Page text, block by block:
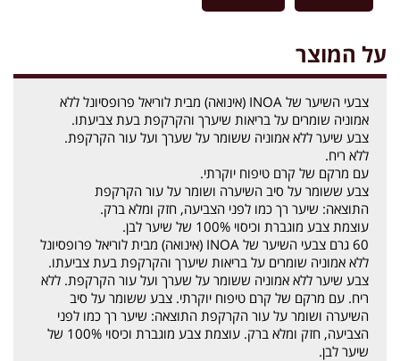
על המוצר
צבעי השיער של INOA (אינואה) מבית לוריאל פרופסיונל ללא
אמוניה שומרים על בריאות שיערך והקרקפת בעת צביעתו.
צבע שיער ללא אמוניה ששומר על שערך ועל עור הקרקפת.
ללא ריח.
עם מרקם של קרם טיפוח יוקרתי.
צבע ששומר על סיב השיערה ושומר על עור הקרקפת
התוצאה: שיער רך כמו לפני הצביעה, חזק ומלא ברק.
עוצמת צבע מוגברת וכיסוי 100% של שיער לבן.
60 גרם צבעי השיער של INOA (אינואה) מבית לוריאל פרופסיונל
ללא אמוניה שומרים על בריאות שיערך והקרקפת בעת צביעתו.
צבע שיער ללא אמוניה ששומר על שערך ועל עור הקרקפת. ללא
ריח. עם מרקם של קרם טיפוח יוקרתי. צבע ששומר על סיב
השיערה ושומר על עור הקרקפת התוצאה: שיער רך כמו לפני
הצביעה, חזק ומלא ברק. עוצמת צבע מוגברת וכיסוי 100% של
שיער לבן.